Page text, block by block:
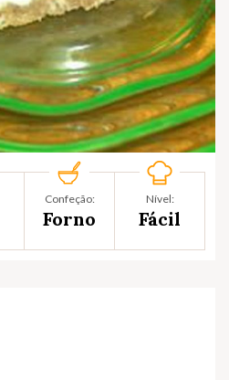
Confeção:
Forno
Nível:
Fácil